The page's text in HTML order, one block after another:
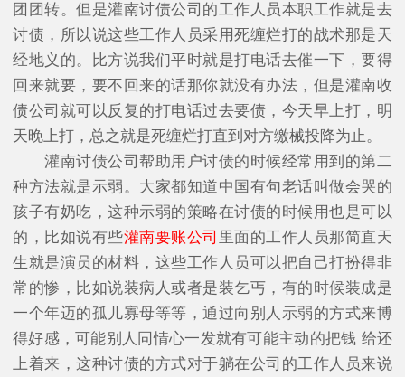
团团转。但是灌南讨债公司的工作人员本职工作就是去
讨债，所以说这些工作人员采用死缠烂打的战术那是天
经地义的。比方说我们平时就是打电话去催一下，要得
回来就要，要不回来的话那你就没有办法，但是灌南收
债公司就可以反复的打电话过去要债，今天早上打，明
天晚上打，总之就是死缠烂打直到对方缴械投降为止。
灌南讨债公司帮助用户讨债的时候经常用到的第二
种方法就是示弱。大家都知道中国有句老话叫做会哭的
孩子有奶吃，这种示弱的策略在讨债的时候用也是可以
的，比如说有些灌南要账公司 里面的工作人员那简直天
生就是演员的材料，这些工作人员可以把自己打扮得非
常的惨，比如说装病人或者是装乞丐，有的时候装成是
一个年迈的孤儿寡母等等，通过向别人示弱的方式来博
得好感，可能别人同情心一发就有可能主动的把钱 给还
上着来，这种讨债的方式对于躺在公司的工作人员来说